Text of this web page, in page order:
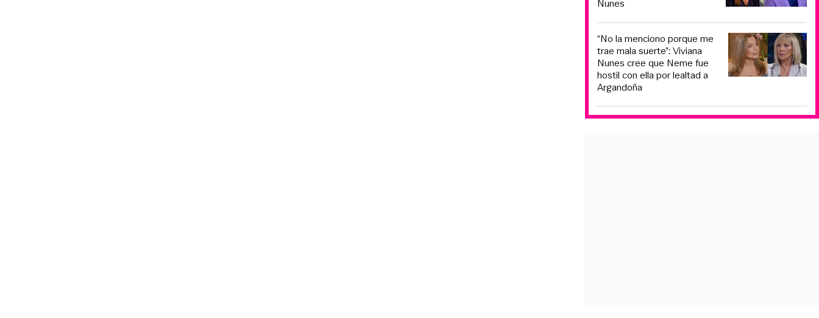
Nunes
“No la menciono porque me
trae mala suerte”: Viviana
Nunes cree que Neme fue
hostil con ella por lealtad a
Argandoña